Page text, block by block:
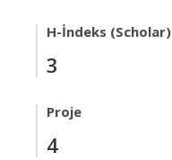
H-İndeks (Scholar)
3
Proje
4